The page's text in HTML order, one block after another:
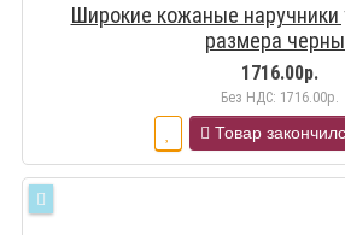
Широкие кожаные наручники
размера
1716.00р.
Без НДС: 1716.00р.
Товар